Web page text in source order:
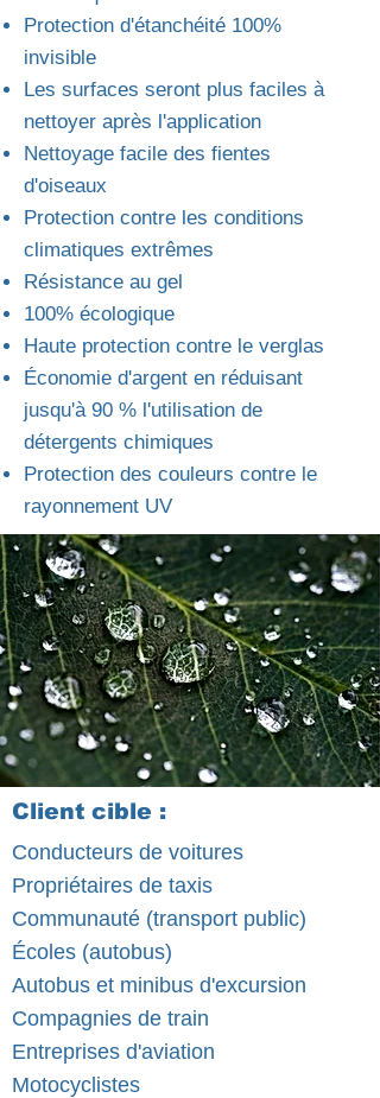
Protection d'étanchéité 100%
invisible
Les surfaces seront plus faciles à
nettoyer après l'application
Nettoyage facile des fientes
d'oiseaux
Protection contre les conditions
climatiques extrêmes
Résistance au gel
100% écologique
Haute protection contre le verglas
Économie d'argent en réduisant
jusqu'à 90 % l'utilisation de
détergents chimiques
Protection des couleurs contre le
rayonnement UV
Client cible :
Conducteurs de voitures
Propriétaires de taxis
Communauté (transport public)
Écoles (autobus)
Autobus et minibus d'excursion
Compagnies de train
Entreprises d'aviation
Motocyclistes